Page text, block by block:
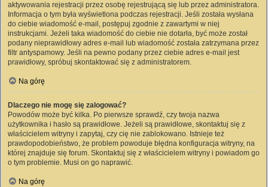
aktywowania rejestracji przez osobę rejestrującą się lub przez administratora.
Informacja o tym była wyświetlona podczas rejestracji. Jeśli została wysłana
do ciebie wiadomość e-mail, postępuj zgodnie z zawartymi w niej
instrukcjami. Jeżeli taka wiadomość do ciebie nie dotarła, być może został
podany nieprawidłowy adres e-mail lub wiadomość została zatrzymana przez
filtr antyspamowy. Jeśli na pewno podany przez ciebie adres e-mail jest
prawidłowy, spróbuj skontaktować się z administratorem.
Na górę
Dlaczego nie mogę się zalogować?
Powodów może być kilka. Po pierwsze sprawdź, czy twoja nazwa
użytkownika i hasło są prawidłowe. Jeżeli są prawidłowe, skontaktuj się z
właścicielem witryny i zapytaj, czy cię nie zablokowano. Istnieje też
prawdopodobieństwo, że problem powoduje błędna konfiguracja witryny, na
której znajduje się forum. Skontaktuj się z właścicielem witryny i powiadom go
o tym problemie. Musi on go naprawić.
Na górę